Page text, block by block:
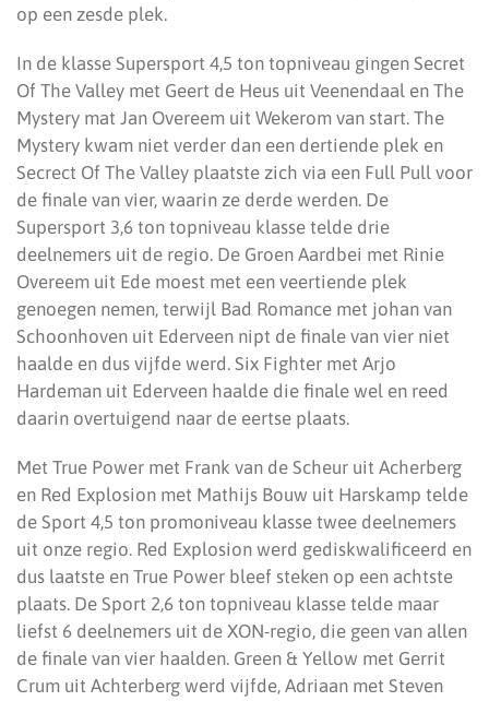
op een zesde plek.
In de klasse Supersport 4,5 ton topniveau gingen Secret
Of The Valley met Geert de Heus uit Veenendaal en The
Mystery mat Jan Overeem uit Wekerom van start. The
Mystery kwam niet verder dan een dertiende plek en
Secrect Of The Valley plaatste zich via een Full Pull voor
de finale van vier, waarin ze derde werden. De
Supersport 3,6 ton topniveau klasse telde drie
deelnemers uit de regio. De Groen Aardbei met Rinie
Overeem uit Ede moest met een veertiende plek
genoegen nemen, terwijl Bad Romance met johan van
Schoonhoven uit Ederveen nipt de finale van vier niet
haalde en dus vijfde werd. Six Fighter met Arjo
Hardeman uit Ederveen haalde die finale wel en reed
daarin overtuigend naar de eertse plaats.
Met True Power met Frank van de Scheur uit Acherberg
en Red Explosion met Mathijs Bouw uit Harskamp telde
de Sport 4,5 ton promoniveau klasse twee deelnemers
uit onze regio. Red Explosion werd gediskwalificeerd en
dus laatste en True Power bleef steken op een achtste
plaats. De Sport 2,6 ton topniveau klasse telde maar
liefst 6 deelnemers uit de XON-regio, die geen van allen
de finale van vier haalden. Green & Yellow met Gerrit
Crum uit Achterberg werd vijfde, Adriaan met Steven